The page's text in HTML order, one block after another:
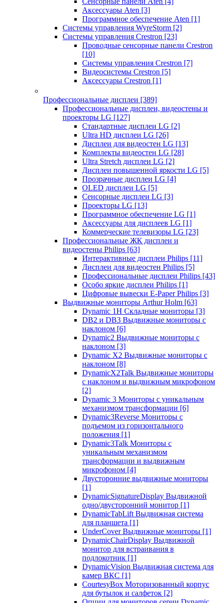
Аксессуары Aten [3]
Программное обеспечение Aten [1]
Системы управления WyreStorm [2]
Системы управления Crestron [23]
Проводные сенсорные панели Crestron
[10]
Системы управления Crestron [7]
Видеосистемы Crestron [5]
Аксессуары Crestron [1]
Профессиональные дисплеи [389]
Профессиональные дисплеи, видеостены и
проекторы LG [127]
Стандартные дисплеи LG [2]
Ultra HD дисплеи LG [26]
Дисплеи для видеостен LG [13]
Комплекты видеостен LG [28]
Ultra Stretch дисплеи LG [2]
Дисплеи повышенной яркости LG [5]
Прозрачные дисплеи LG [4]
OLED дисплеи LG [5]
Сенсорные дисплеи LG [3]
Проекторы LG [13]
Программное обеспечение LG [1]
Аксессуары для дисплеев LG [1]
Коммерческие телевизоры LG [23]
Профессиональные ЖК дисплеи и
видеостены Philips [63]
Интерактивные дисплеи Philips [11]
Дисплеи для видеостен Philips [5]
Профессиональные дисплеи Philips [43]
Особо яркие дисплеи Philips [1]
Цифровые вывески E-Paper Philips [3]
Выдвижные мониторы Arthur Holm [63]
Dynamic 1Н Складные мониторы [3]
DB2 и DB3 Выдвижные мониторы с
наклоном [6]
Dynamic2 Выдвижные мониторы с
наклоном [3]
Dynamic X2 Выдвижные мониторы с
наклоном [8]
DynamicX2Talk Выдвижные мониторы
с наклоном и выдвижным микрофоном
[2]
Dynamic 3 Мониторы с уникальным
механизмом трансформации [6]
Dynamic3Reverse Мониторы с
подъемом из горизонтального
положения [1]
Dynamic3Talk Мониторы с
уникальным механизмом
трансформации и выдвижным
микрофоном [4]
Двусторонние выдвижные мониторы
[1]
DynamicSignatureDisplay Выдвижной
одно/двусторонний монитор [1]
DynamicTabLift Выдвижная система
для планшета [1]
UnderCover Выдвижные мониторы [1]
DynamicChairDisplay Выдвижной
монитор для встраивания в
подлокотник [1]
DynamicVision Выдвижная система для
камер ВКС [1]
CourtesyBox Моторизованный корпус
для бутылок и салфеток [2]